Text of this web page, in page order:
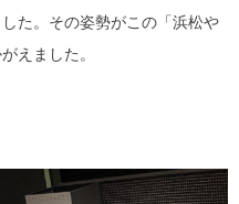
た。その姿勢がこの「浜松や
えました。